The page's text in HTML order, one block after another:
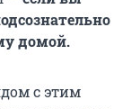
домой.
с этим